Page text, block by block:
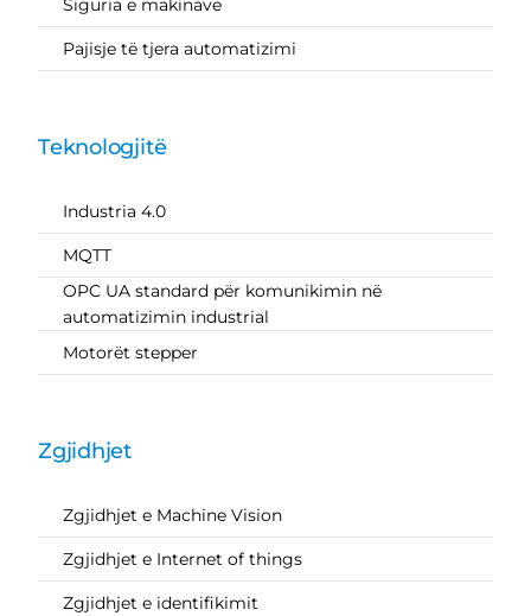
Siguria e makinave
Pajisje të tjera automatizimi
Teknologjitë
Industria 4.0
MQTT
OPC UA standard për komunikimin në
automatizimin industrial
Motorët stepper
Zgjidhjet
Zgjidhjet e Machine Vision
Zgjidhjet e Internet of things
Zgjidhjet e identifikimit